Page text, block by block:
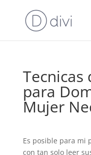
Tecnicas
para
Mujer
Es posible para mi
con tan solo leer